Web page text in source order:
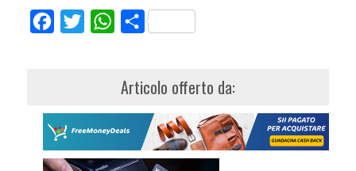
FacebookTwitterWhatsApp
Share
Articolo offerto da: